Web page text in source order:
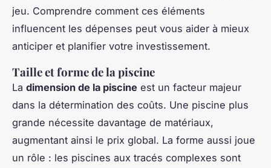
jeu. Comprendre comment ces éléments
influencent les dépenses peut vous aider à mieux
anticiper et planifier votre investissement.
Taille et forme de la piscine
La dimension de la piscine est un facteur majeur
dans la détermination des coûts. Une piscine plus
grande nécessite davantage de matériaux,
augmentant ainsi le prix global. La forme aussi joue
un rôle : les piscines aux tracés complexes sont